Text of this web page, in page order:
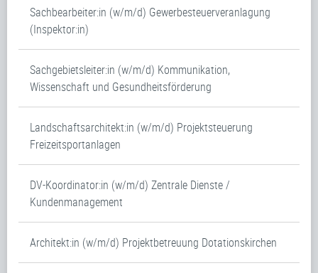
Sachbearbeiter:in (w/m/d) Gewerbesteuerveranlagung
(Inspektor:in)
Sachgebietsleiter:in (w/m/d) Kommunikation,
Wissenschaft und Gesundheitsförderung
Landschaftsarchitekt:in (w/m/d) Projektsteuerung
Freizeitsportanlagen
DV-Koordinator:in (w/m/d) Zentrale Dienste /
Kundenmanagement
Architekt:in (w/m/d) Projektbetreuung Dotationskirchen